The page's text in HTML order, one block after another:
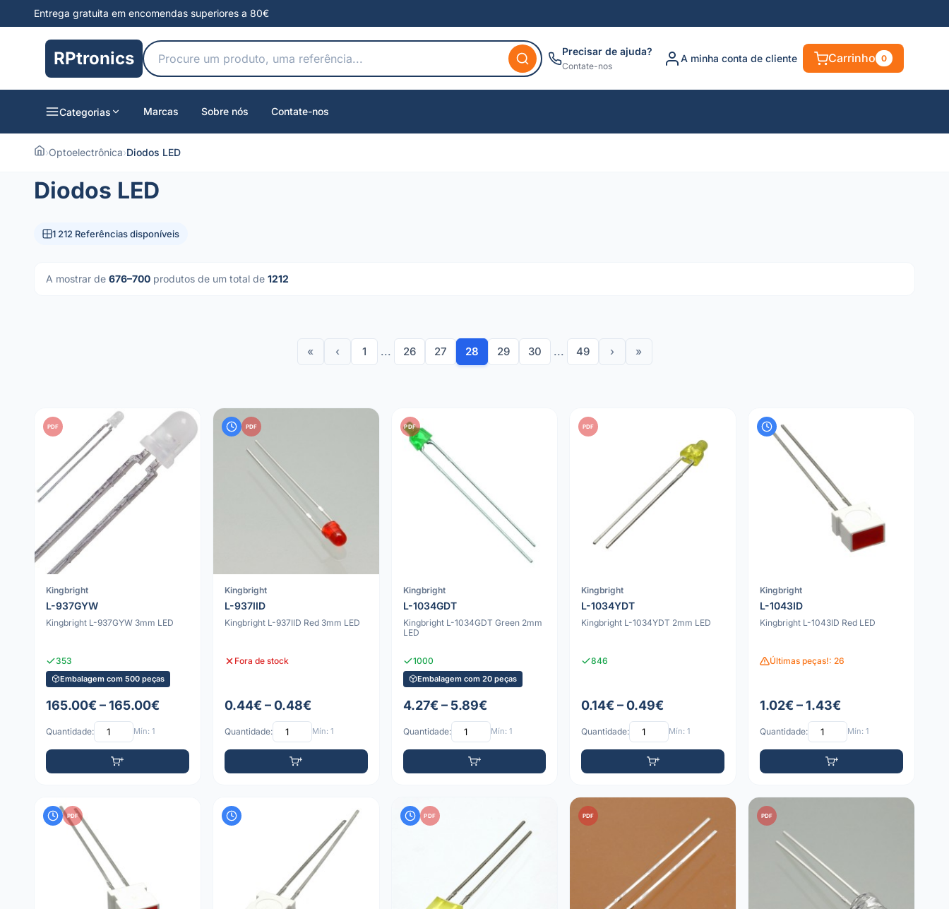
Entrega gratuita em encomendas superiores a 80€
RPtronics Precisar de ajuda?
Contate-nos
A minha conta de cliente Carrinho 0
Categorias Marcas Sobre nós Contate-nos
›Optoelectrônica›Diodos LED
Diodos LED
1 212 Referências disponíveis
A mostrar de 676–700 produtos de um total de 1212
« ‹ 1 ... 26 27 28 29 30 ... 49 › »
PDF
Kingbright
L-937GYW
Kingbright L-937GYW 3mm LED
353
Embalagem com 500 peças
165.00€ – 165.00€
Quantidade: Mín: 1
PDF
Kingbright
L-937IID
Kingbright L-937IID Red 3mm LED
Fora de stock
0.44€ – 0.48€
Quantidade: Mín: 1
PDF
Kingbright
L-1034GDT
Kingbright L-1034GDT Green 2mm
LED
1000
Embalagem com 20 peças
4.27€ – 5.89€
Quantidade: Mín: 1
PDF
Kingbright
L-1034YDT
Kingbright L-1034YDT 2mm LED
846
0.14€ – 0.49€
Quantidade: Mín: 1
Kingbright
L-1043ID
Kingbright L-1043ID Red LED
Últimas peças!: 26
1.02€ – 1.43€
Quantidade: Mín: 1
PDF PDF PDF PDF